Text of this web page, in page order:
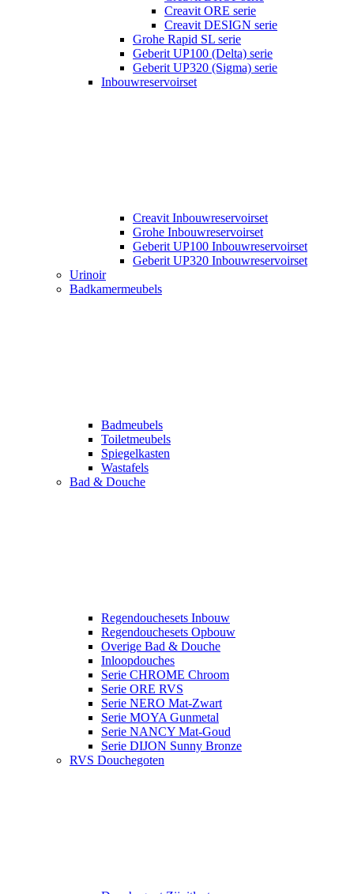
Creavit ORE serie
Creavit DESIGN serie
Grohe Rapid SL serie
Geberit UP100 (Delta) serie
Geberit UP320 (Sigma) serie
Inbouwreservoirset
Creavit Inbouwreservoirset
Grohe Inbouwreservoirset
Geberit UP100 Inbouwreservoirset
Geberit UP320 Inbouwreservoirset
Urinoir
Badkamermeubels
Badmeubels
Toiletmeubels
Spiegelkasten
Wastafels
Bad & Douche
Regendouchesets Inbouw
Regendouchesets Opbouw
Overige Bad & Douche
Inloopdouches
Serie CHROME Chroom
Serie ORE RVS
Serie NERO Mat-Zwart
Serie MOYA Gunmetal
Serie NANCY Mat-Goud
Serie DIJON Sunny Bronze
RVS Douchegoten